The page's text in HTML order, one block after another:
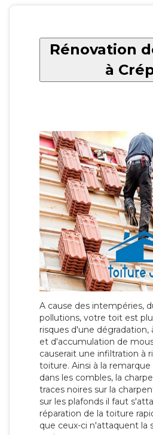
Rénovation
à
A cause des intempéries,
pollutions, votre toit est
risques d'une dégradation,
et d'accumulation de
causerait une infiltration à
toiture. Ainsi à la
dans les combles, la
traces noires sur la
sur les plafonds il faut
réparation de la toiture
que ceux-ci n'attaquent la